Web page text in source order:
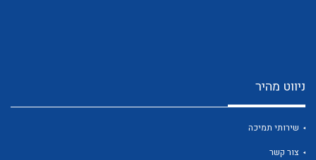
לכל מוצרי היצרן
ניווט מהיר
שירותי תמיכה
צור קשר